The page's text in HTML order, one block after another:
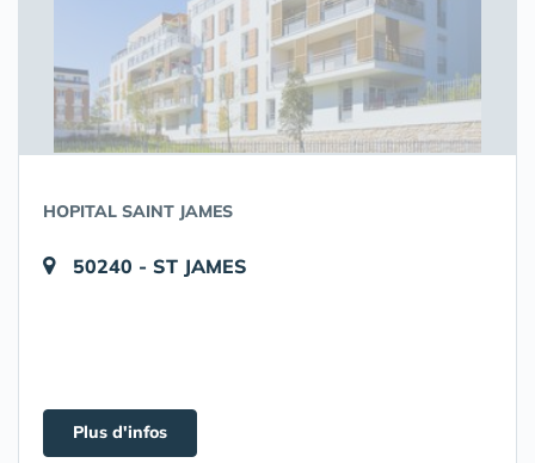
HOPITAL SAINT JAMES
50240 - ST JAMES
Plus d'infos